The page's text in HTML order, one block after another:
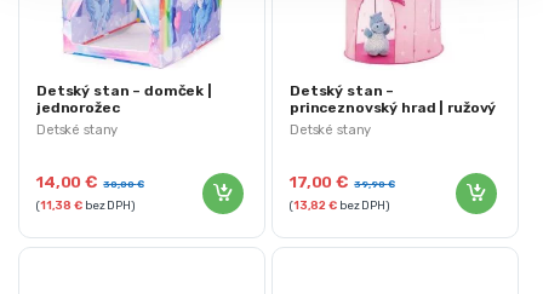
Detské stany
Detský stan – domček |
jednorožec
14,00€ 30,00€
(11,38€bez DPH)
Detské stany
Detský stan –
princeznovský hrad | ružový
17,00€ 39,90€
(13,82€bez DPH)